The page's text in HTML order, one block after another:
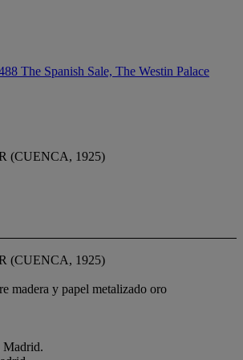
The Spanish Sale, The Westin Palace
(CUENCA, 1925)
(CUENCA, 1925)
madera y papel metalizado oro
Madrid.